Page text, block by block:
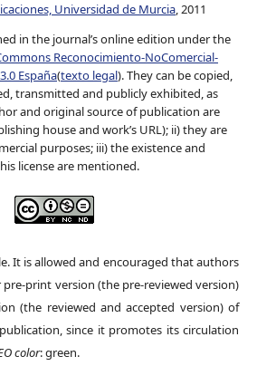
Universidad de Murcia, 2011
in the journal’s online edition under the
Reconocimiento-NoComercial-
España(texto legal). They can be copied,
transmitted and publicly exhibited, as
and original source of publication are
house and work’s URL); ii) they are
purposes; iii) the existence and
license are mentioned.
It is allowed and encouraged that authors
print version (the pre-reviewed version)
(the reviewed and accepted version) of
since it promotes its circulation
color: green.